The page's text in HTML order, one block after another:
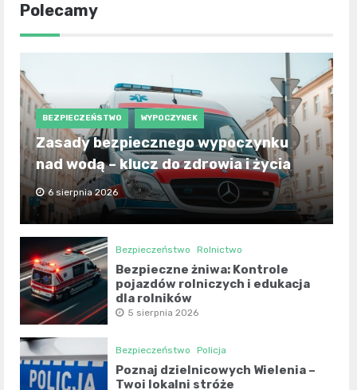
Polecamy
BEZPIECZEŃSTWO WYPOCZYNEK
Zasady bezpiecznego wypoczynku
nad wodą – klucz do zdrowia i życia
6 sierpnia 2026
Bezpieczeństwo Rolnictwo
Bezpieczne żniwa: Kontrole
pojazdów rolniczych i edukacja
dla rolników
5 sierpnia 2026
Bezpieczeństwo Policja
Poznaj dzielnicowych Wielenia –
Twoi lokalni stróże